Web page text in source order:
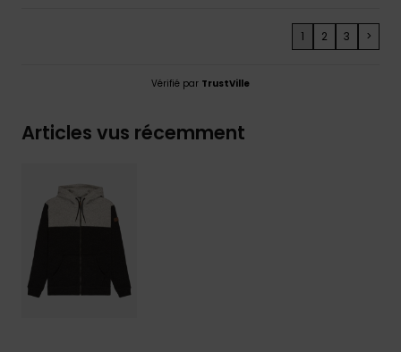
1 2 3 >
Vérifié par TrustVille
Articles vus récemment